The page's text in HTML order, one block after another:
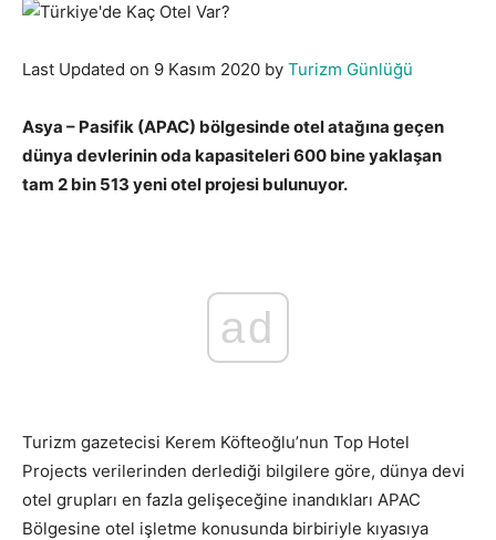
Last Updated on 9 Kasım 2020 by Turizm Günlüğü
Asya – Pasifik (APAC) bölgesinde otel atağına geçen
dünya devlerinin oda kapasiteleri 600 bine yaklaşan
tam 2 bin 513 yeni otel projesi bulunuyor.
ad
Turizm gazetecisi Kerem Köfteoğlu’nun Top Hotel
Projects verilerinden derlediği bilgilere göre, dünya devi
otel grupları en fazla gelişeceğine inandıkları APAC
Bölgesine otel işletme konusunda birbiriyle kıyasıya